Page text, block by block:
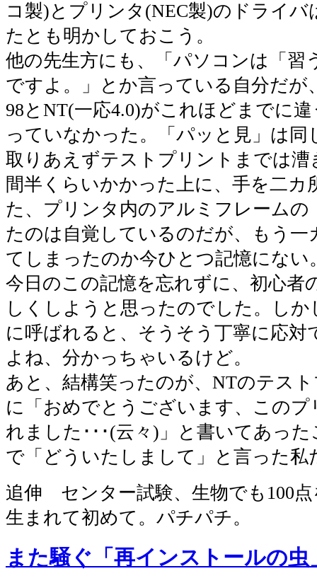
コ製)とプリンタ(NEC製)のドライバ
たとも明かしておこう。
他の先生方にも、「パソコンは「習
ですよ。」とか言っている自分だが
98とNT(一応4.0)がこれほどまでに
っていなかった。「パッと見」は同
取りあえずテストプリントまでは漕
間半くらいかかった上に、手を二カ
た、プリンタ内のアルミフレームの
たのは自覚しているのだが、もう一
てしまったのか今ひとつ記憶にない
今日のこの記憶を忘れずに、初心者
しくしようと思ったのでした。し
に呼ばれると、そうそう丁寧に応対
よね、分かっちゃいるけど。
あと、結構笑ったのが、NTのテス
に「おめでとうございます、このプ
れました･･･(云々)」と書いてあっ
で「どういたしまして」と言った私
追伸 センター試験、生物でも100
生まれて初めて。パチパチ。
また騒ぐ「再インストールの虫